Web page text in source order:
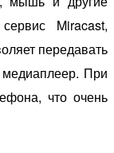
Miracast,
передавать
При
что очень